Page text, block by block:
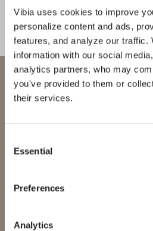
Vibia uses cookies to improve
personalize content and ads,
features, and analyze our traffic.
information with our social
analytics partners, who may
you've provided to them or
their services.
Selection
Essential
Preferences
Analytics
ohne sich
ideale Lösung für
Tische oder Räume
Höhe.
STEH UND TISCHLEUCHTEN
Willkommen bei
Sie versuchen,
Bitte wählen Sie die richtige
sicherzustellen, dass alle
einige Produkte möglicherweise
Region ändern